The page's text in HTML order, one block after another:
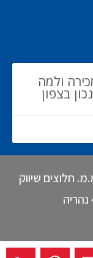
ולמה
בצפון
חלוצים שיווק